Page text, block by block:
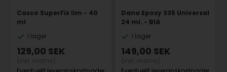
Casco SuperFix lim - 40
ml
I lager
129,00 SEK
Dana Epoxy 335 Universal
24 ml. - Blå
I lager
149,00 SEK